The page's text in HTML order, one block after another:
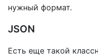
нужный формат.
JSON
Есть еще такой